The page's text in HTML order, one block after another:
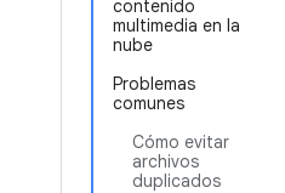
contenido
multimedia en la
nube
Problemas
comunes
Cómo evitar
archivos
duplicados